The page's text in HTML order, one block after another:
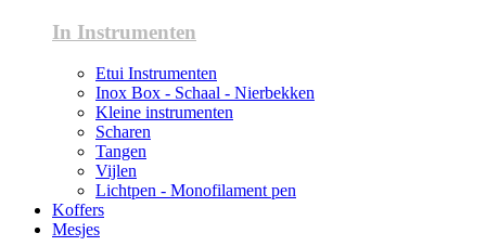
In Instrumenten
Etui Instrumenten
Inox Box - Schaal - Nierbekken
Kleine instrumenten
Scharen
Tangen
Vijlen
Lichtpen - Monofilament pen
Koffers
Mesjes